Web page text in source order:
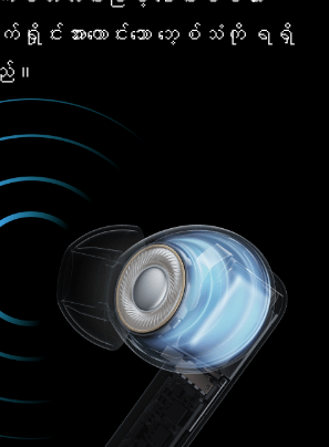
ရှိုင်းအားကောင်းသော ဘေ့စ်သံကို ရရှိ
။